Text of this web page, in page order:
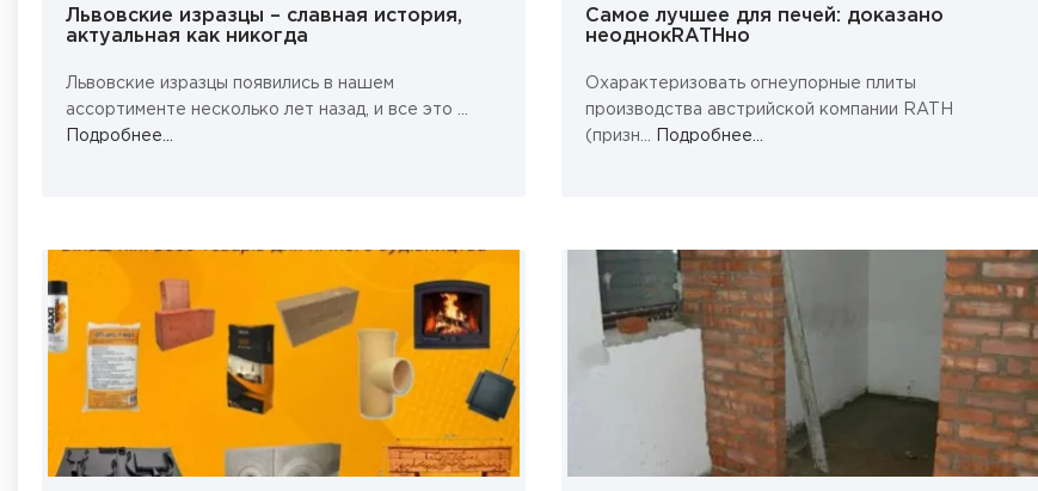
Львовские изразцы – славная история,
актуальная как никогда
Львовские изразцы появились в нашем
ассортименте несколько лет назад, и все это ...
Подробнее...
Самое лучшее для печей: доказано
неоднокRATHно
Охарактеризовать огнеупорные плиты
производства австрийской компании RATH
(призн...
Подробнее...